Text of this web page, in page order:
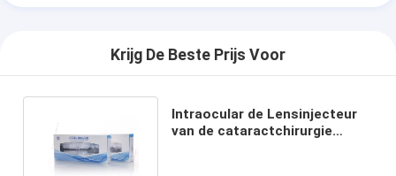
Krijg De Beste Prijs Voor
Intraocular de Lensinjecteur
van de cataractchirurgie